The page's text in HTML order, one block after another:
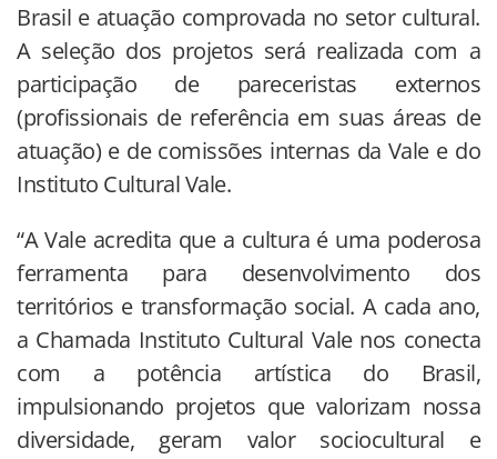
Brasil e atuação comprovada no setor cultural.
A seleção dos projetos será realizada com a
participação de pareceristas externos
(profissionais de referência em suas áreas de
atuação) e de comissões internas da Vale e do
Instituto Cultural Vale.
“A Vale acredita que a cultura é uma poderosa
ferramenta para desenvolvimento dos
territórios e transformação social. A cada ano,
a Chamada Instituto Cultural Vale nos conecta
com a potência artística do Brasil,
impulsionando projetos que valorizam nossa
diversidade, geram valor sociocultural e